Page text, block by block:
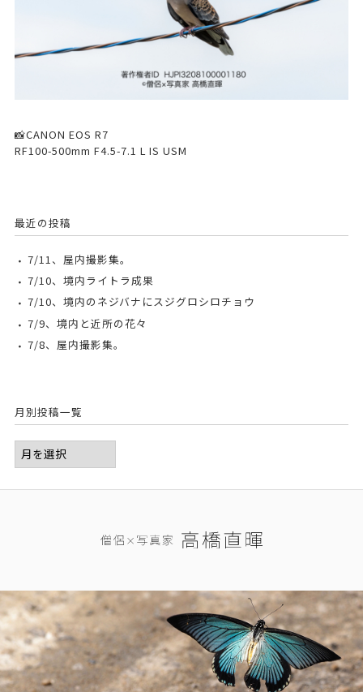
📸CANON EOS R7
RF100-500mm F4.5-7.1 L IS USM
最近の投稿
7/11、屋内撮影集。
7/10、境内ライトラ成果
7/10、境内のネジバナにスジグロシロチョウ
7/9、境内と近所の花々
7/8、屋内撮影集。
月別投稿一覧